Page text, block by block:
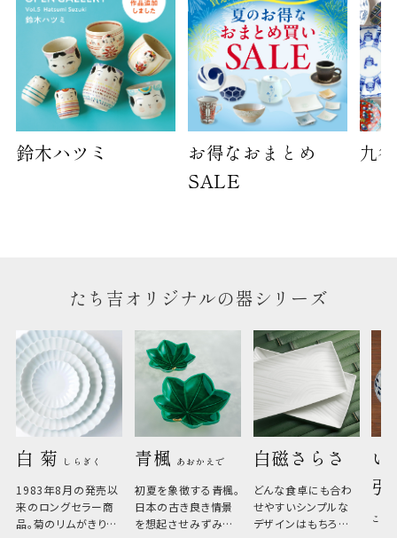
鈴木ハツミ
お得なおまとめ
SALE
九
たち吉オリジナルの器シリーズ
白 菊 しらぎく
1983年8月の発売以
来のロングセラー商
品。菊のリムがきりっ
青楓 あおかえで
初夏を象徴する青楓。
日本の古き良き情景
を想起させみずみず
白磁さらさ
どんな食卓にも合わ
せやすいシンプルな
デザインはもちろん、
い
こひ